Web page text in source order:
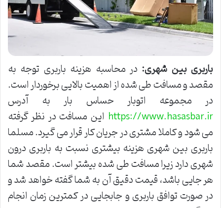
باربری بین شهری: در محاسبه هزینه باربری توجه به
مقصد و مسافت طی شده از اهمیت بالایی برخوردار است.
در مجموعه اتوبار حساس بار به آدرس
https://www.hasasbar.ir این مسافت در نظر گرفته
می شود و کاملا مشتری در جریان کار قرار می گیرد. مسلما
باربری بین شهری هزینه بیشتری نسبت به باربری درون
شهری دارد زیرا مسافت طی شده بیشتر است. مقصد شما
هر جایی باشد، قیمت دقیق آن به شما گفته خواهد شد و
در صورت توافق باربری و جابجایی در کمترین زمان انجام